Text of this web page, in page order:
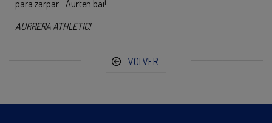
para zarpar… Aurten bai!
AURRERA ATHLETIC!
VOLVER